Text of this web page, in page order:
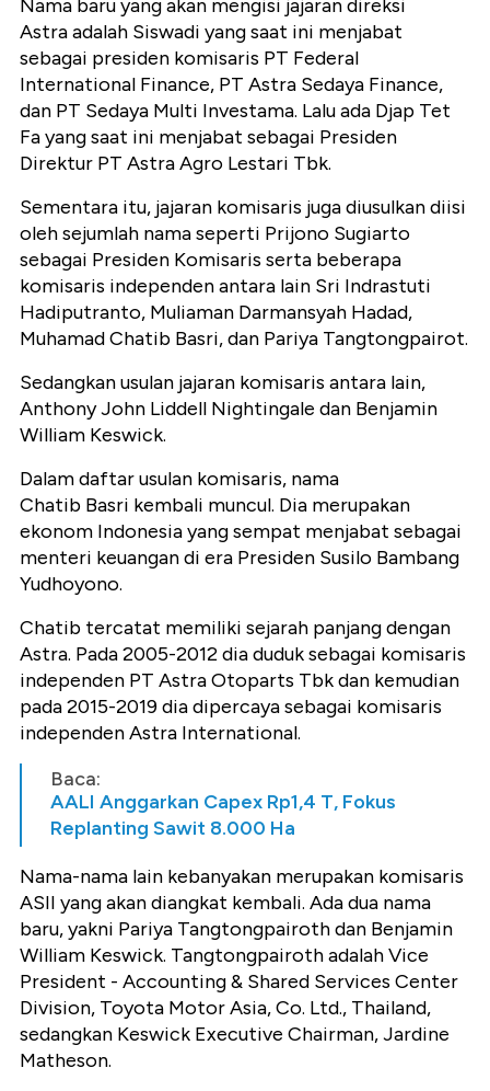
Nama baru yang akan mengisi jajaran direksi
Astra adalah Siswadi yang saat ini menjabat
sebagai presiden komisaris PT Federal
International Finance, PT Astra Sedaya Finance,
dan PT Sedaya Multi Investama. Lalu ada Djap Tet
Fa yang saat ini menjabat sebagai Presiden
Direktur PT Astra Agro Lestari Tbk.
Sementara itu, jajaran komisaris juga diusulkan diisi
oleh sejumlah nama seperti Prijono Sugiarto
sebagai Presiden Komisaris serta beberapa
komisaris independen antara lain Sri Indrastuti
Hadiputranto, Muliaman Darmansyah Hadad,
Muhamad Chatib Basri, dan Pariya Tangtongpairot.
Sedangkan usulan jajaran komisaris antara lain,
Anthony John Liddell Nightingale dan Benjamin
William Keswick.
Dalam daftar usulan komisaris, nama
Chatib Basri kembali muncul. Dia merupakan
ekonom Indonesia yang sempat menjabat sebagai
menteri keuangan di era Presiden Susilo Bambang
Yudhoyono.
Chatib tercatat memiliki sejarah panjang dengan
Astra. Pada 2005-2012 dia duduk sebagai komisaris
independen PT Astra Otoparts Tbk dan kemudian
pada 2015-2019 dia dipercaya sebagai komisaris
independen Astra International.
Baca:
AALI Anggarkan Capex Rp1,4 T, Fokus
Replanting Sawit 8.000 Ha
Nama-nama lain kebanyakan merupakan komisaris
ASII yang akan diangkat kembali. Ada dua nama
baru, yakni Pariya Tangtongpairoth dan Benjamin
William Keswick. Tangtongpairoth adalah Vice
President - Accounting & Shared Services Center
Division, Toyota Motor Asia, Co. Ltd., Thailand,
sedangkan Keswick Executive Chairman, Jardine
Matheson.